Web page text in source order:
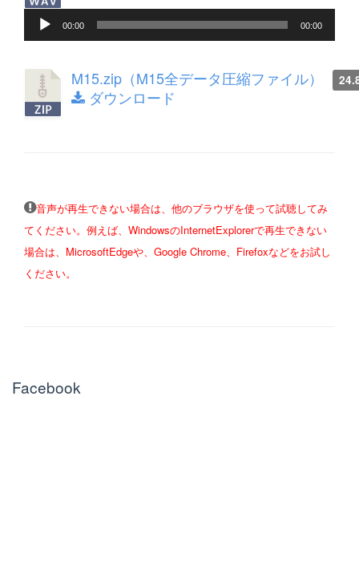
ヤ
声
レ
ヤ
00:00 00:00
M15.zip（M15全データ圧縮ファイル）
ダウンロード
音声が再生できない場合は、他のブラウザを使って試聴してみ
てください。例えば、WindowsのInternetExplorerで再生できない
場合は、MicrosoftEdgeや、Google Chrome、Firefoxなどをお試し
ください。
Facebook